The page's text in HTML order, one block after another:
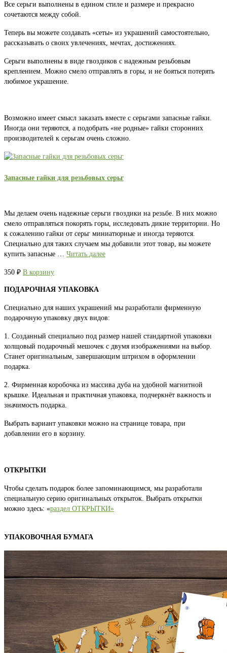
Все серьги выполнены в едином стиле и размере и прекрасно
сочетаются между собой.
Теперь вы можете создавать «сеты» из украшений самостоятельно,
рассказывать о своих увлечениях, мечтах, достижениях.
Серьги выполнены в виде гвоздиков с надежным резьбовым
креплением. Можно смело отправлять в горы, и не бояться потерять
любимое украшение.
Возможно имеет смысл заказать вместе с серьгами запасные гайки.
Иногда они теряются, а подобрать «не родные» гайки сторонних
производителей к серьгам очень сложно.
Запасные гайки для резьбовых серьг
Мы делаем очень надежные серьги гвоздики на резьбе. В них можно
смело отправляться покорять горы, исследовать дикие территории. Но
к сожалению гайки от серьг миниатюрные и иногда теряются.
Специально для таких случаем мы добавили этот товар, вы можете
купить запасные … Читать далее
350 ₽ В корзину
ПОДАРОЧНАЯ УПАКОВКА
Специально для наших украшений мы разработали фирменную
подарочную упаковку двух видов:
1. Созданный специально под размер нашей стандартной упаковки
холщовый подарочный мешочек с двумя изображениями на выбор.
Станет оригинальным, завершающим штрихом в оформлении
подарка.
2. Фирменная коробочка из массива дуба на удобной магнитной
крышке. Идеальная и практичная упаковка, подчеркнёт важность и
значимость подарка.
Выбрать вариант упаковки можно на странице товара, при
добавлении его в корзину.
ОТКРЫТКИ
Чтобы сделать подарок более запоминающимся, мы разработали
специальную серию оригинальных открыток. Выбрать открытки
можно здесь: «раздел ОТКРЫТКИ»
УПАКОВОЧНАЯ БУМАГА